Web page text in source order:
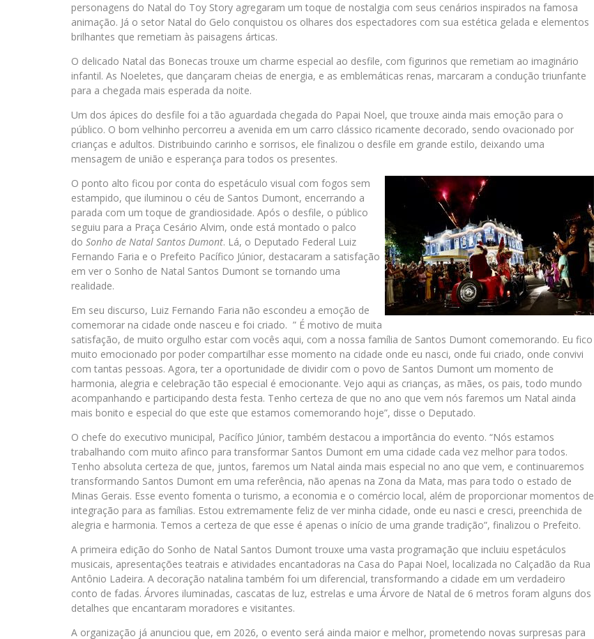
personagens do Natal do Toy Story agregaram um toque de nostalgia com seus cenários inspirados na famosa
animação. Já o setor Natal do Gelo conquistou os olhares dos espectadores com sua estética gelada e elementos
brilhantes que remetiam às paisagens árticas.
O delicado Natal das Bonecas trouxe um charme especial ao desfile, com figurinos que remetiam ao imaginário
infantil. As Noeletes, que dançaram cheias de energia, e as emblemáticas renas, marcaram a condução triunfante
para a chegada mais esperada da noite.
Um dos ápices do desfile foi a tão aguardada chegada do Papai Noel, que trouxe ainda mais emoção para o
público. O bom velhinho percorreu a avenida em um carro clássico ricamente decorado, sendo ovacionado por
crianças e adultos. Distribuindo carinho e sorrisos, ele finalizou o desfile em grande estilo, deixando uma
mensagem de união e esperança para todos os presentes.
O ponto alto ficou por conta do espetáculo visual com fogos sem
estampido, que iluminou o céu de Santos Dumont, encerrando a
parada com um toque de grandiosidade. Após o desfile, o público
seguiu para a Praça Cesário Alvim, onde está montado o palco
do Sonho de Natal Santos Dumont. Lá, o Deputado Federal Luiz
Fernando Faria e o Prefeito Pacífico Júnior, destacaram a satisfação
em ver o Sonho de Natal Santos Dumont se tornando uma
realidade.
Em seu discurso, Luiz Fernando Faria não escondeu a emoção de
comemorar na cidade onde nasceu e foi criado. ” É motivo de muita
satisfação, de muito orgulho estar com vocês aqui, com a nossa família de Santos Dumont comemorando. Eu fico
muito emocionado por poder compartilhar esse momento na cidade onde eu nasci, onde fui criado, onde convivi
com tantas pessoas. Agora, ter a oportunidade de dividir com o povo de Santos Dumont um momento de
harmonia, alegria e celebração tão especial é emocionante. Vejo aqui as crianças, as mães, os pais, todo mundo
acompanhando e participando desta festa. Tenho certeza de que no ano que vem nós faremos um Natal ainda
mais bonito e especial do que este que estamos comemorando hoje”, disse o Deputado.
O chefe do executivo municipal, Pacífico Júnior, também destacou a importância do evento. “Nós estamos
trabalhando com muito afinco para transformar Santos Dumont em uma cidade cada vez melhor para todos.
Tenho absoluta certeza de que, juntos, faremos um Natal ainda mais especial no ano que vem, e continuaremos
transformando Santos Dumont em uma referência, não apenas na Zona da Mata, mas para todo o estado de
Minas Gerais. Esse evento fomenta o turismo, a economia e o comércio local, além de proporcionar momentos de
integração para as famílias. Estou extremamente feliz de ver minha cidade, onde eu nasci e cresci, preenchida de
alegria e harmonia. Temos a certeza de que esse é apenas o início de uma grande tradição”, finalizou o Prefeito.
A primeira edição do Sonho de Natal Santos Dumont trouxe uma vasta programação que incluiu espetáculos
musicais, apresentações teatrais e atividades encantadoras na Casa do Papai Noel, localizada no Calçadão da Rua
Antônio Ladeira. A decoração natalina também foi um diferencial, transformando a cidade em um verdadeiro
conto de fadas. Árvores iluminadas, cascatas de luz, estrelas e uma Árvore de Natal de 6 metros foram alguns dos
detalhes que encantaram moradores e visitantes.
A organização já anunciou que, em 2026, o evento será ainda maior e melhor, prometendo novas surpresas para